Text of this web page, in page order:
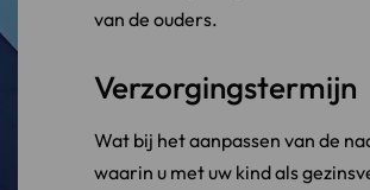
van de ouders.
Verzorgingstermijn
Wat bij het aanpassen van de
waarin u met uw kind als